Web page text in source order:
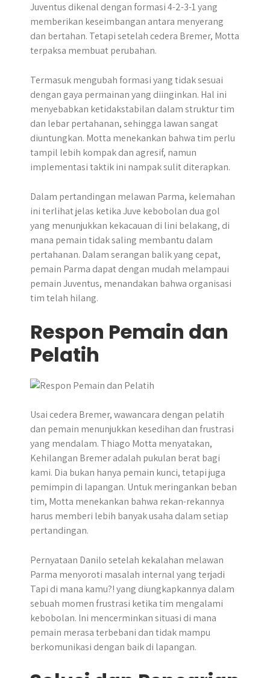
Juventus dikenal dengan formasi 4-2-3-1 yang
memberikan keseimbangan antara menyerang
dan bertahan. Tetapi setelah cedera Bremer, Motta
terpaksa membuat perubahan.
Termasuk mengubah formasi yang tidak sesuai
dengan gaya permainan yang diinginkan. Hal ini
menyebabkan ketidakstabilan dalam struktur tim
dan lebar pertahanan, sehingga lawan sangat
diuntungkan. Motta menekankan bahwa tim perlu
tampil lebih kompak dan agresif, namun
implementasi taktik ini nampak sulit diterapkan.
Dalam pertandingan melawan Parma, kelemahan
ini terlihat jelas ketika Juve kebobolan dua gol
yang menunjukkan kekacauan di lini belakang, di
mana pemain tidak saling membantu dalam
pertahanan. Dalam serangan balik yang cepat,
pemain Parma dapat dengan mudah melampaui
pemain Juventus, menandakan bahwa organisasi
tim telah hilang.
Respon Pemain dan
Pelatih
Usai cedera Bremer, wawancara dengan pelatih
dan pemain menunjukkan kesedihan dan frustrasi
yang mendalam. Thiago Motta menyatakan,
Kehilangan Bremer adalah pukulan berat bagi
kami. Dia bukan hanya pemain kunci, tetapi juga
pemimpin di lapangan. Untuk meringankan beban
tim, Motta menekankan bahwa rekan-rekannya
harus memberi lebih banyak usaha dalam setiap
pertandingan.
Pernyataan Danilo setelah kekalahan melawan
Parma menyoroti masalah internal yang terjadi
Tapi di mana kamu?! yang diungkapkannya dalam
sebuah momen frustrasi ketika tim mengalami
kebobolan. Ini mencerminkan situasi di mana
pemain merasa terbebani dan tidak mampu
berkomunikasi dengan baik di lapangan.